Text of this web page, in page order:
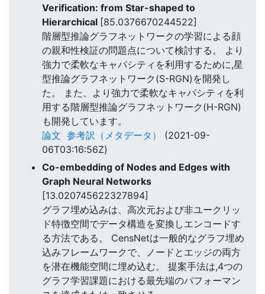
Verification: from Star-shaped to
Hierarchical [85.0376670244522]
階層型推論グラフネットワークの学習による顔
の親和性検証の問題点について検討する。 より
強力で柔軟なキャパシティを利用するために,星
型推論グラフネットワーク(S-RGN)を開発し
た。 また、より強力で柔軟なキャパシティを利
用する階層型推論グラフネットワーク(H-RGN)
も開発しています。
論文 参考訳（メタデータ）
(2021-09-
06T03:16:56Z)
Co-embedding of Nodes and Edges with
Graph Neural Networks
[13.020745622327894]
グラフ埋め込みは、高次元および非ユークリッ
ド特徴空間でデータ構造を変換しエンコードす
る方法である。 CensNetは一般的なグラフ埋め
込みフレームワークで、ノードとエッジの両方
を潜在機能空間に埋め込む。 提案手法は,4つの
グラフ学習課題における最先端のパフォーマン